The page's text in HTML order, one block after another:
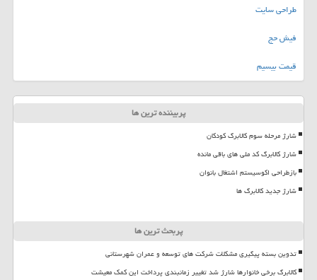
طراحی سایت
فیش حج
قیمت بیسیم
پربیننده ترین ها
شارژ مرحله سوم کالابرگ کودکان
شارژ کالابرگ کد ملی های باقی مانده
بازطراحی اکوسیستم اشتغال بانوان
شارژ جدید کالابرگ ها
پربحث ترین ها
تدوین بسته پیگیری مشکلات شرکت های توسعه و عمران شهرستانی
کالابرگ برخی خانوارها شارژ شد تغییر زمانبندی پرداخت این کمک معیشت